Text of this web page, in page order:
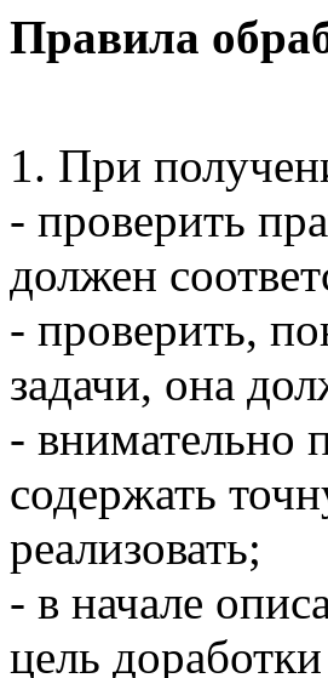
Правила
1. При
- проверить
должен
- проверить,
задачи, она
- внимательно
содержать
реализовать;
- в начале
цель